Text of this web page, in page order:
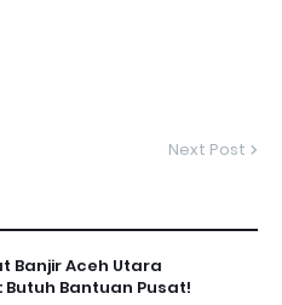
Next Post
Banjir Aceh Utara
Bantuan Pusat!